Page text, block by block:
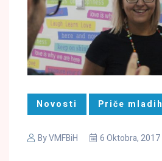
Novosti Priče mladih
ByVMFBiH 6 Oktobra, 2017